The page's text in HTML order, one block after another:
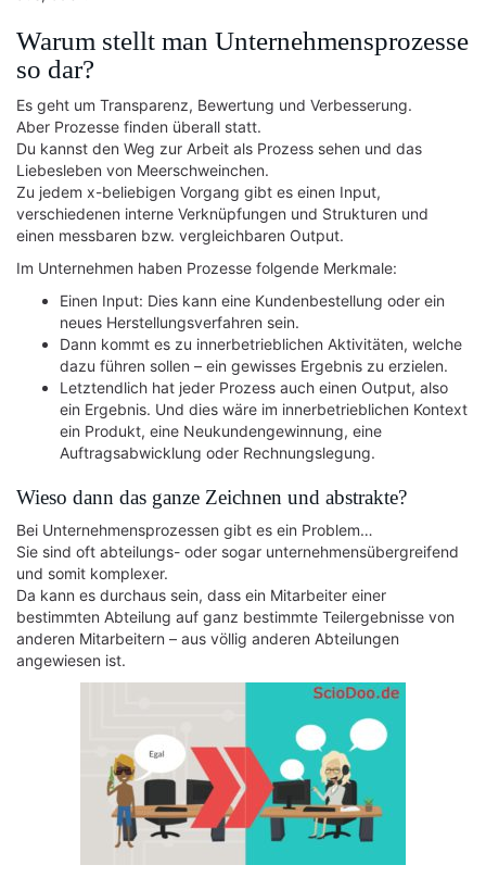
Warum stellt man Unternehmensprozesse
so dar?
Es geht um Transparenz, Bewertung und Verbesserung.
Aber Prozesse finden überall statt.
Du kannst den Weg zur Arbeit als Prozess sehen und das
Liebesleben von Meerschweinchen.
Zu jedem x-beliebigen Vorgang gibt es einen Input,
verschiedenen interne Verknüpfungen und Strukturen und
einen messbaren bzw. vergleichbaren Output.
Im Unternehmen haben Prozesse folgende Merkmale:
Einen Input: Dies kann eine Kundenbestellung oder ein
neues Herstellungsverfahren sein.
Dann kommt es zu innerbetrieblichen Aktivitäten, welche
dazu führen sollen – ein gewisses Ergebnis zu erzielen.
Letztendlich hat jeder Prozess auch einen Output, also
ein Ergebnis. Und dies wäre im innerbetrieblichen Kontext
ein Produkt, eine Neukundengewinnung, eine
Auftragsabwicklung oder Rechnungslegung.
Wieso dann das ganze Zeichnen und abstrakte?
Bei Unternehmensprozessen gibt es ein Problem…
Sie sind oft abteilungs- oder sogar unternehmensübergreifend
und somit komplexer.
Da kann es durchaus sein, dass ein Mitarbeiter einer
bestimmten Abteilung auf ganz bestimmte Teilergebnisse von
anderen Mitarbeitern – aus völlig anderen Abteilungen
angewiesen ist.